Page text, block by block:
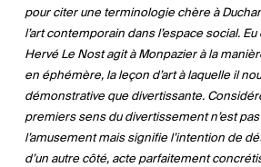
pour citer une terminologie chère à
l’art contemporain dans l’espace social.
Hervé Le Nost agit à Monpazier à la
en éphémère, la leçon d’art à laquelle il
démonstrative que divertissante.
premiers sens du divertissement n’est
l’amusement mais signifie l’intention de
d’un autre côté, acte parfaitement